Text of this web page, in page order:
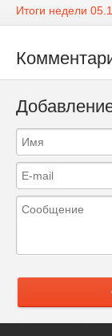
Итоги недели